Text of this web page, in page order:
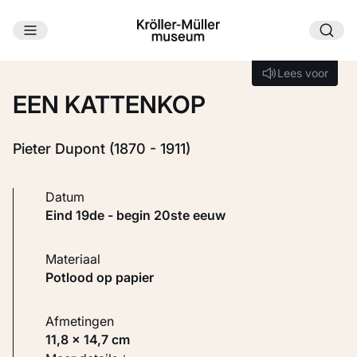
Ga naar hoofdinhoud
Lees voor
Lees voor
EEN KATTENKOP
Pieter Dupont (1870 - 1911)
Datum
eind 19de - begin 20ste eeuw
Materiaal
Potlood op papier
Afmetingen
11,8 × 14,7 cm